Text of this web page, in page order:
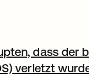
dass der
verletzt